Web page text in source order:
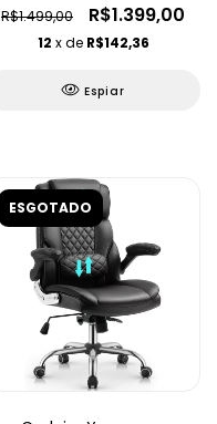
R$1.499,00 R$1.399,00
12 x de R$142,36
Espiar
ESGOTADO